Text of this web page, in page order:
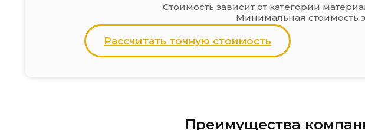
Стоимость зависит от категории
Минимальная стоимость
Рассчитать точную стоимость
Преимущества